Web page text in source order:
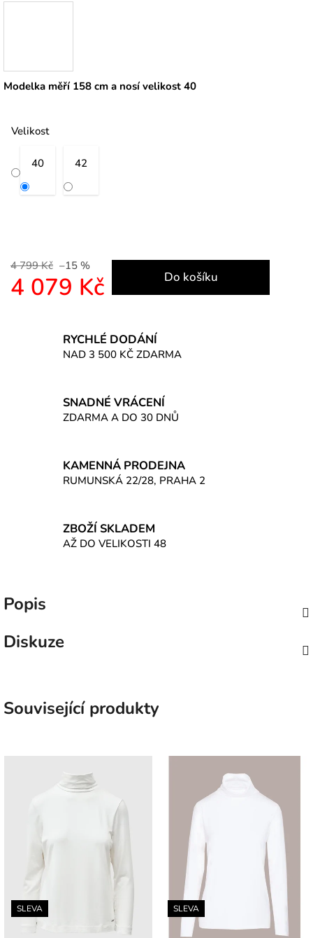
Modelka měří 158 cm a nosí velikost 40
Velikost
40 42
4 799 Kč –15 %
4 079 Kč Do košíku
RYCHLÉ DODÁNÍ
NAD 3 500 KČ ZDARMA
SNADNÉ VRÁCENÍ
ZDARMA A DO 30 DNŮ
KAMENNÁ PRODEJNA
RUMUNSKÁ 22/28, PRAHA 2
ZBOŽÍ SKLADEM
AŽ DO VELIKOSTI 48
Popis
Diskuze
Související produkty
SLEVA SLEVA